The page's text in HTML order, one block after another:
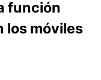
función
los móviles